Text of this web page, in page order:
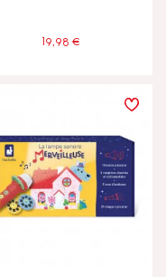
19,98 €